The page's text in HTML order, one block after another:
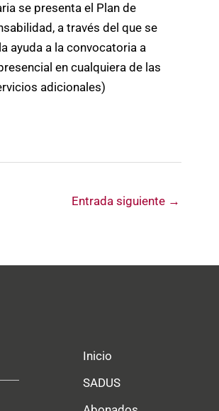
se presenta el Plan de
a través del que se
ayuda a la convocatoria a
en cualquiera de las
adicionales)
Entrada siguiente →
Inicio
SADUS